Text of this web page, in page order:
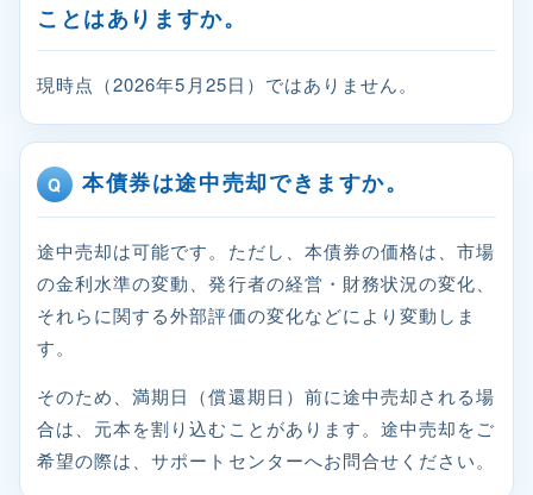
ことはありますか。
現時点（2026年5月25日）ではありません。
本債券は途中売却できますか。
途中売却は可能です。ただし、本債券の価格は、市場
の金利水準の変動、発行者の経営・財務状況の変化、
それらに関する外部評価の変化などにより変動しま
す。
そのため、満期日（償還期日）前に途中売却される場
合は、元本を割り込むことがあります。途中売却をご
希望の際は、サポートセンターへお問合せください。